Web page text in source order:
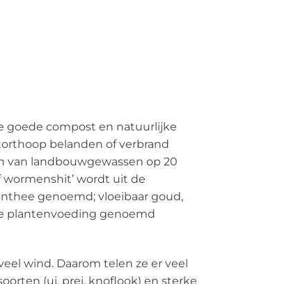
goede compost en natuurlijke
belanden of verbrand
van landbouwgewassen op 20
wordt uit de
genoemd; vloeibaar goud,
plantenvoeding genoemd
wind. Daarom telen ze er veel
(ui, prei, knoflook) en sterke